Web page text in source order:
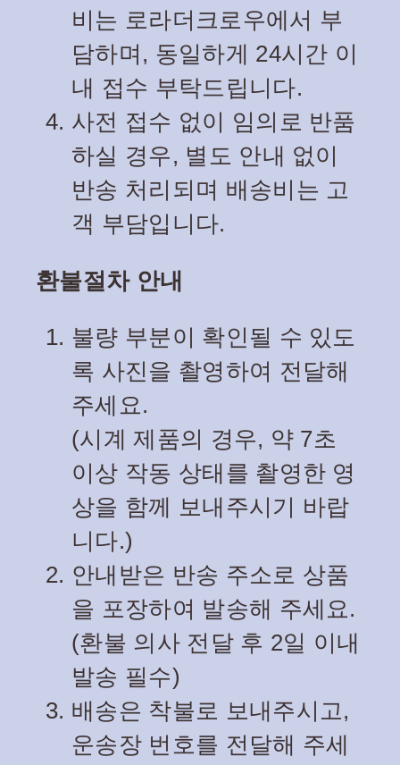
비는 로라더크로우에서 부
담하며, 동일하게 24시간 이
내 접수 부탁드립니다.
사전 접수 없이 임의로 반품
하실 경우, 별도 안내 없이
반송 처리되며 배송비는 고
객 부담입니다.
환불절차 안내
불량 부분이 확인될 수 있도
록 사진을 촬영하여 전달해
주세요.
(시계 제품의 경우, 약 7초
이상 작동 상태를 촬영한 영
상을 함께 보내주시기 바랍
니다.)
안내받은 반송 주소로 상품
을 포장하여 발송해 주세요.
(환불 의사 전달 후 2일 이내
발송 필수)
배송은 착불로 보내주시고,
운송장 번호를 전달해 주세